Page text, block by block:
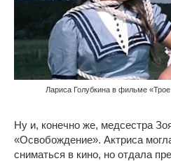
Лариса Голубкина в фильме
Ну и, конечно же, медсестра
«Освобождение». Актриса
сниматься в кино, но отдала